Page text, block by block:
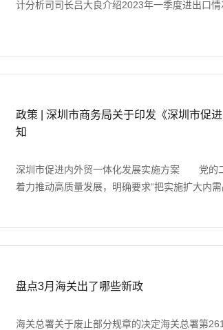
计分析司司长吕大良介绍2023年一季度进出口情
政策 | 深圳市商务局关于印发《深圳市促
知
深圳市促进内外贸一体化发展实施方案 党的
着力推动高质量发展，明确要求“把实施扩大内需
盘点3月海关出了哪些新政
海关总署关于废止部分规章的决定海关总署第